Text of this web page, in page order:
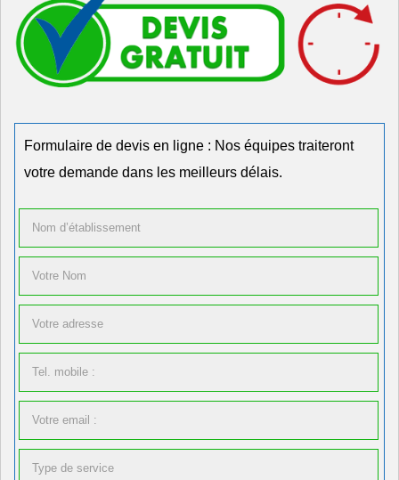
Formulaire de devis en ligne : Nos équipes traiteront
votre demande dans les meilleurs délais.